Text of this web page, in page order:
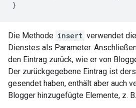
Die Methode insert verwendet
Dienstes als Parameter.
den Eintrag zurück, wie er von
Der zurückgegebene Eintrag ist
gesendet haben, enthält aber auch
Blogger hinzugefügte Elemente, z.